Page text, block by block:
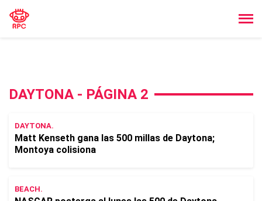
DAYTONA - PÁGINA 2
DAYTONA.
Matt Kenseth gana las 500 millas de Daytona;
Montoya colisiona
BEACH.